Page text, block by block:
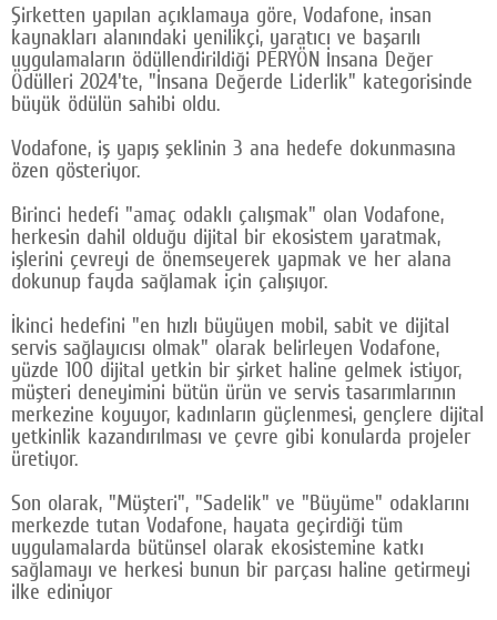
Facebook
Twitter
© 2026 TÜM HAKLARI SAKLIDIR
Şirketten yapılan açıklamaya göre, Vodafone, insan
kaynakları alanındaki yenilikçi, yaratıcı ve başarılı
uygulamaların ödüllendirildiği PERYÖN İnsana Değer
Ödülleri 2024'te, "İnsana Değerde Liderlik" kategorisinde
büyük ödülün sahibi oldu.
Vodafone, iş yapış şeklinin 3 ana hedefe dokunmasına
özen gösteriyor.
Birinci hedefi "amaç odaklı çalışmak" olan Vodafone,
herkesin dahil olduğu dijital bir ekosistem yaratmak,
işlerini çevreyi de önemseyerek yapmak ve her alana
dokunup fayda sağlamak için çalışıyor.
İkinci hedefini "en hızlı büyüyen mobil, sabit ve dijital
servis sağlayıcısı olmak" olarak belirleyen Vodafone,
yüzde 100 dijital yetkin bir şirket haline gelmek istiyor,
müşteri deneyimini bütün ürün ve servis tasarımlarının
merkezine koyuyor, kadınların güçlenmesi, gençlere dijital
yetkinlik kazandırılması ve çevre gibi konularda projeler
üretiyor.
Son olarak, "Müşteri", "Sadelik" ve "Büyüme" odaklarını
merkezde tutan Vodafone, hayata geçirdiği tüm
uygulamalarda bütünsel olarak ekosistemine katkı
sağlamayı ve herkesi bunun bir parçası haline getirmeyi
ilke ediniyor